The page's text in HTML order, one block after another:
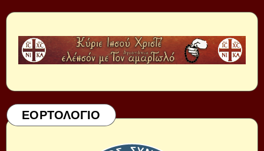
ΕΟΡΤΟΛΟΓΙΟ